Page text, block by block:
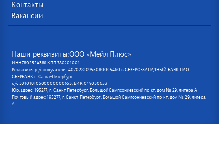
Контакты
Вакансии
Наши реквизиты:ООО «Мейл Плюс»
ИНН 7802524386 КПП 780201001
Реквизиты р /с получателя: 40702810955080005460 в СЕВЕРО-ЗАПАДНЫЙ БАНК ПАО
СБЕРБАНК г. Санкт-Петербург
к/с 30101810500000000653, БИК 044030653
Юр. адрес: 195277, г. Санкт-Петербург, Большой Сампсониевский пр-кт, дом № 29, литера А
Почтовый адрес: 195277, г. Санкт-Петербург, Большой Сампсониевский пр-кт, дом № 29, литера
А